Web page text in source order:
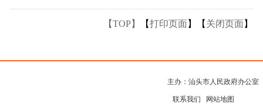
【TOP】 【打印页面】【 关闭页面】
主办：汕头市人民政府办公
联系我们 网站地图